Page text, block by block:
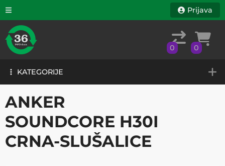
KATEGORIJE
Prijava
0 0
KATEGORIJE
ANKER
SOUNDCORE H30I
CRNA-SLUŠALICE